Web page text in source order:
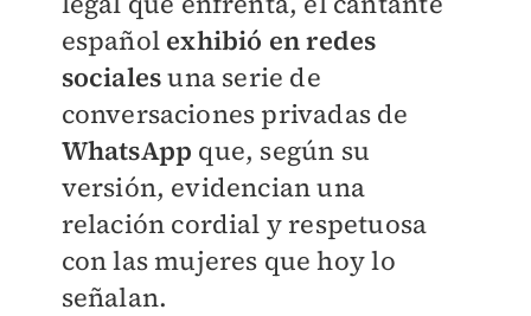
español exhibió en redes
socialesuna serie de
conversaciones privadas de
WhatsApp que, según su
versión, evidencian una
relación cordial y respetuosa
con las mujeres que hoy lo
señalan.